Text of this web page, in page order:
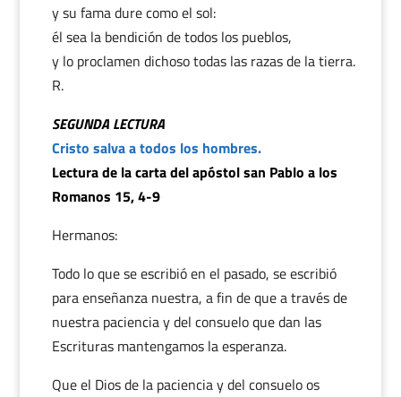
y su fama dure como el sol:
él sea la bendición de todos los pueblos,
y lo proclamen dichoso todas las razas de la tierra.
R.
SEGUNDA LECTURA
Cristo salva a todos los hombres.
Lectura de la carta del apóstol san Pablo a los
Romanos 15, 4-9
Hermanos:
Todo lo que se escribió en el pasado, se escribió
para enseñanza nuestra, a fin de que a través de
nuestra paciencia y del consuelo que dan las
Escrituras mantengamos la esperanza.
Que el Dios de la paciencia y del consuelo os